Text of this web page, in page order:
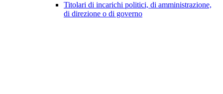
Titolari di incarichi politici, di amministrazione,
di direzione o di governo